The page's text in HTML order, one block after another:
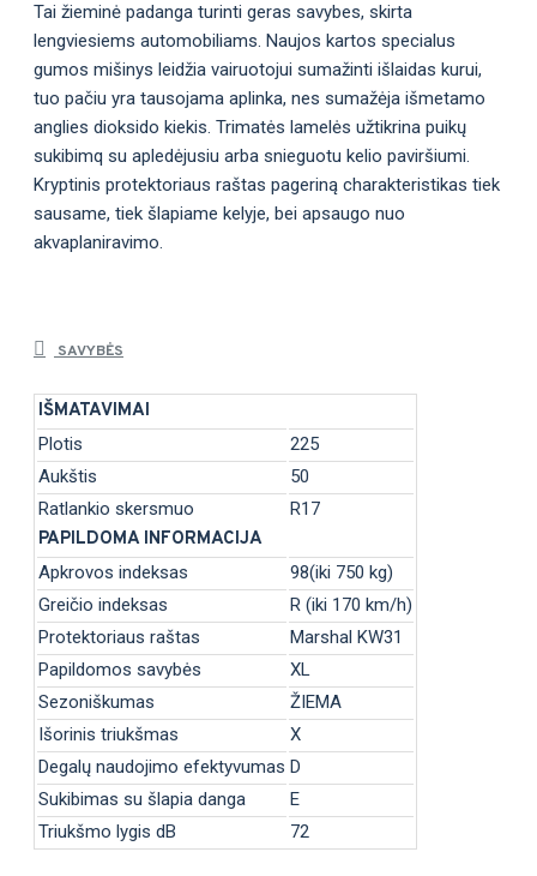
Tai žieminė padanga turinti geras savybes, skirta
lengviesiems automobiliams. Naujos kartos specialus
gumos mišinys leidžia vairuotojui sumažinti išlaidas kurui,
tuo pačiu yra tausojama aplinka, nes sumažėja išmetamo
anglies dioksido kiekis. Trimatės lamelės užtikrina puikų
sukibimq su apledėjusiu arba snieguotu kelio paviršiumi.
Kryptinis protektoriaus raštas pageriną charakteristikas tiek
sausame, tiek šlapiame kelyje, bei apsaugo nuo
akvaplaniravimo.
SAVYBĖS
IŠMATAVIMAI
Plotis
225
Aukštis
50
Ratlankio skersmuo
R17
PAPILDOMA INFORMACIJA
Apkrovos indeksas
98(iki 750 kg)
Greičio indeksas
R (iki 170 km/h)
Protektoriaus raštas
Marshal KW31
Papildomos savybės
XL
Sezoniškumas
ŽIEMA
Išorinis triukšmas
X
Degalų naudojimo efektyvumas D
Sukibimas su šlapia danga
E
Triukšmo lygis dB
72